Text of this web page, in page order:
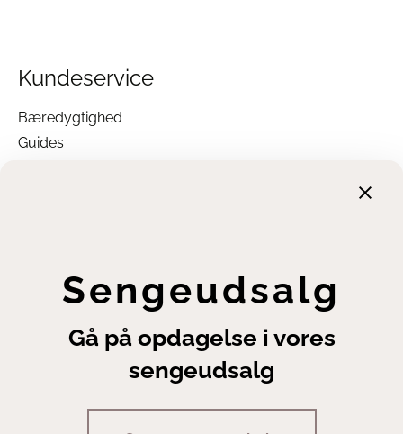
Sengeudsalg
Gå på opdagelse i vores
sengeudsalg
Kundeservice
Bæredygtighed
Guides
Fortrydelsesret
Cookie- og privatlivsindstillinger